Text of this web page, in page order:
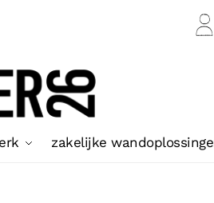
Mijn
zakelijke